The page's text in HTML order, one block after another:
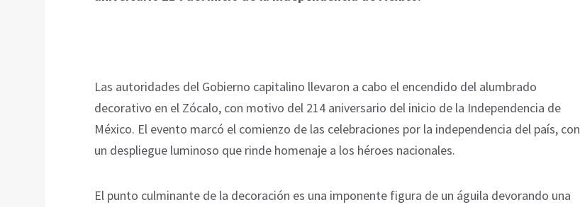
Las autoridades del Gobierno capitalino llevaron a cabo el encendido del alumbrado
decorativo en el Zócalo, con motivo del 214 aniversario del inicio de la Independencia de
México. El evento marcó el comienzo de las celebraciones por la independencia del país, con
un despliegue luminoso que rinde homenaje a los héroes nacionales.
El punto culminante de la decoración es una imponente figura de un águila devorando una